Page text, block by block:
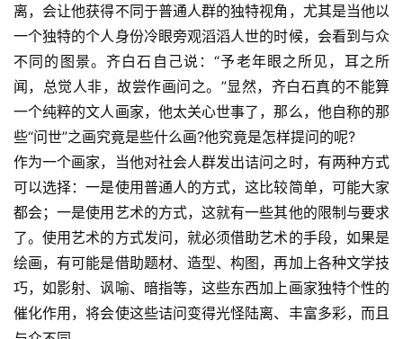
离，会让他获得不同于普通人群的独特视角，尤其是当他以
一个独特的个人身份冷眼旁观滔滔人世的时候，会看到与众
不同的图景。齐白石自己说：“予老年眼之所见，耳之所
闻，总觉人非，故尝作画问之。”显然，齐白石真的不能算
一个纯粹的文人画家，他太关心世事了，那么，他自称的那
些“问世”之画究竟是些什么画?他究竟是怎样提问的呢?
作为一个画家，当他对社会人群发出诘问之时，有两种方式
可以选择：一是使用普通人的方式，这比较简单，可能大家
都会；一是使用艺术的方式，这就有一些其他的限制与要求
了。使用艺术的方式发问，就必须借助艺术的手段，如果是
绘画，有可能是借助题材、造型、构图，再加上各种文学技
巧，如影射、讽喻、暗指等，这些东西加上画家独特个性的
催化作用，将会使这些诘问变得光怪陆离、丰富多彩，而且